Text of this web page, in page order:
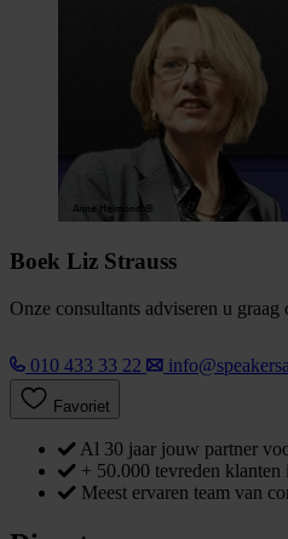
Boek Liz Strauss
Onze consultants adviseren u
010 433 33 22
Favoriet
Al 30 jaar jouw partner
+ 50.000 tevreden klanten
Meest ervaren team van